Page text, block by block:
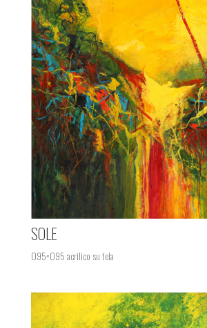
SOLE
095×095 acrilico su tela